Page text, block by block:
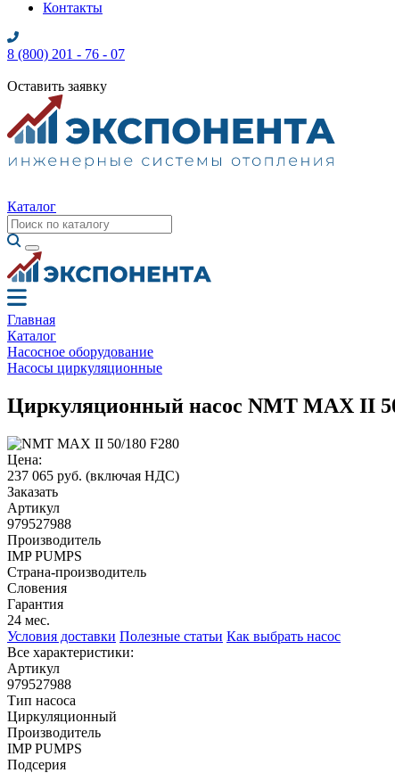
Контакты
8 (800) 201 - 76 - 07
Оставить заявку
Каталог
Главная
Каталог
Насосное оборудование
Насосы циркуляционные
Циркуляционный насос NMT MAX II
Цена:
237 065 руб. (включая НДС)
Заказать
Артикул
979527988
Производитель
IMP PUMPS
Страна-производитель
Словения
Гарантия
24 мес.
Условия доставки Полезные статьи Как выбрать насос
Все характеристики:
Артикул
979527988
Тип насоса
Циркуляционный
Производитель
IMP PUMPS
Подсерия